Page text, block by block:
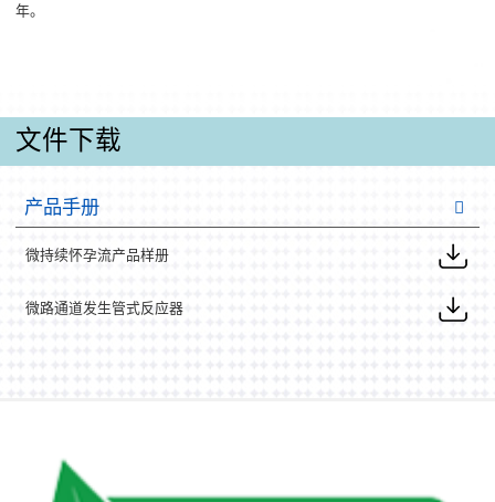
年。
文件下载
产品手册
微持续怀孕流产品样册
微路通道发生管式反应器